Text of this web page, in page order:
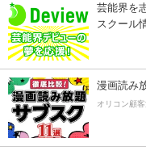
芸能界を
スクール
漫画読み
オリコン顧